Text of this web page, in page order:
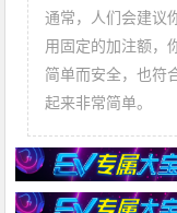
通常，人们会建议
用固定的加注额，
简单而安全，也符
起来非常简单。